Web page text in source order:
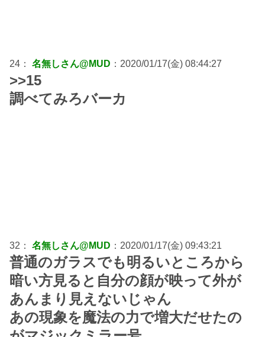
24： 名無しさん@MUD ：2020/01/17(金) 08:44:27
>>15
調べてみろバーカ
32： 名無しさん@MUD ：2020/01/17(金) 09:43:21
普通のガラスでも明るいところから
暗い方見ると自分の顔が映って外が
あんまり見えないじゃん
あの現象を魔法の力で増大だせたの